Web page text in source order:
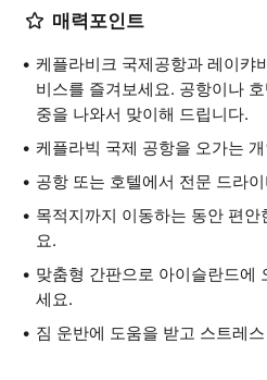
매력포인트
케플라비크 국제공항과 레이캬
비스를 즐겨보세요. 공항이나
중을 나와서 맞이해 드립니다.
케플라빅 국제 공항을 오가는
공항 또는 호텔에서 전문 드라
목적지까지 이동하는 동안 편
요.
맞춤형 간판으로 아이슬란드에
세요.
짐 운반에 도움을 받고 스트레